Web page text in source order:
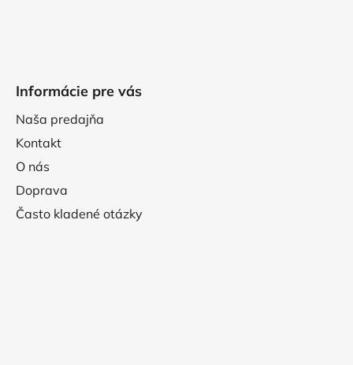
Informácie pre vás
Naša predajňa
Kontakt
O nás
Doprava
Často kladené otázky